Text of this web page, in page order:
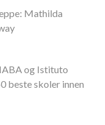
Mathilda
og Istituto
beste skoler innen